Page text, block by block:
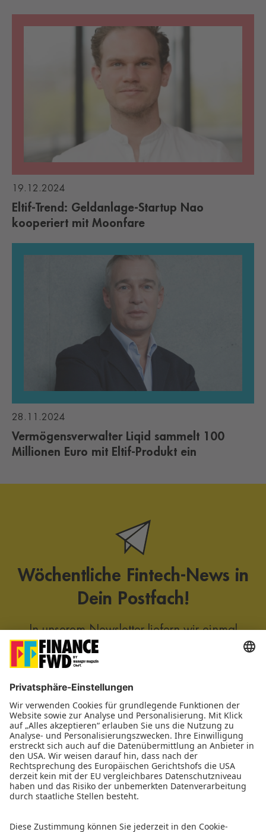
19.12.2024
Eltif-Trend: Geldanlage-Startup Nao
kooperiert mit Moonfare
28.11.2024
Vermögensverwalter Liqid sammelt 100
Millionen Euro mit Eltif-Produkt ein
Wöchentliche Fintech-News in
Dein Postfach!
In unserem Newsletter liefern wir einmal
wöchentlich am Mittwoch exklusive News,
Analysen und Interviews aus der neuen
melde dich bitte einfach hier mit deiner E-
Mail-Adresse an:
JETZT ANMELDEN